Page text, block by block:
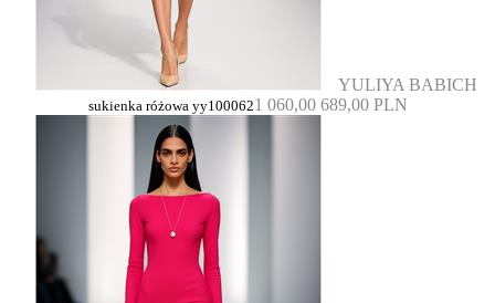
YULIYA BABICH
sukienka różowa yy1000621 060,00 689,00 PLN